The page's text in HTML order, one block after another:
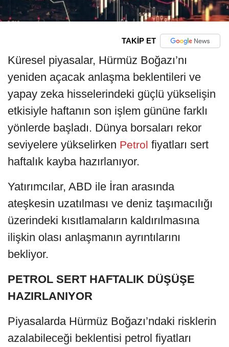
TAKİP ET
Küresel piyasalar, Hürmüz Boğazı’nı
yeniden açacak anlaşma beklentileri ve
yapay zeka hisselerindeki güçlü yükselişin
etkisiyle haftanın son işlem gününe farklı
yönlerde başladı. Dünya borsaları rekor
seviyelere yükselirken Petrol fiyatları sert
haftalık kayba hazırlanıyor.
Yatırımcılar, ABD ile İran arasında
ateşkesin uzatılması ve deniz taşımacılığı
üzerindeki kısıtlamaların kaldırılmasına
ilişkin olası anlaşmanın ayrıntılarını
bekliyor.
PETROL SERT HAFTALIK DÜŞÜŞE
HAZIRLANIYOR
Piyasalarda Hürmüz Boğazı’ndaki risklerin
azalabileceği beklentisi petrol fiyatları